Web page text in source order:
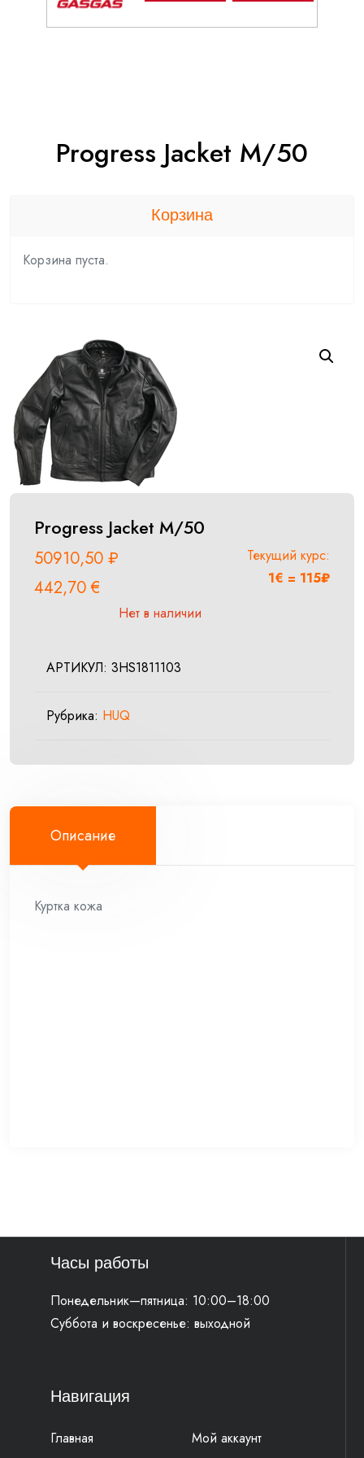
Progress Jacket M/50
Progress Jacket M/50
50910,50 ₽
442,70€
Текущий курс:
1€ = 115₽
Нет в наличии
АРТИКУЛ: 3HS1811103
Рубрика: HUQ
Описание
Куртка кожа
Корзина
Корзина пуста.
Часы работы
Понедельник—пятница: 10:00–18:00
Суббота и воскресенье: выходной
Навигация
Главная Мой аккаунт